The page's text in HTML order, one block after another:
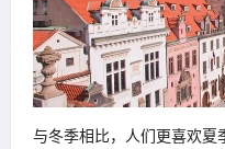
与冬季相比，人们更喜欢夏